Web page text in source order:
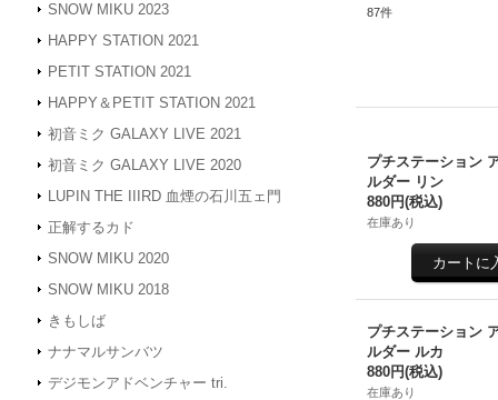
SNOW MIKU 2023
HAPPY STATION 2021
PETIT STATION 2021
HAPPY＆PETIT STATION 2021
初音ミク GALAXY LIVE 2021
初音ミク GALAXY LIVE 2020
LUPIN THE IIIRD 血煙の石川五ェ門
正解するカド
SNOW MIKU 2020
SNOW MIKU 2018
きもしば
ナナマルサンバツ
デジモンアドベンチャー tri.
87件
プチステーション
ルダー リン
880円(税込)
在庫あり
プチステーション
ルダー ルカ
880円(税込)
在庫あり